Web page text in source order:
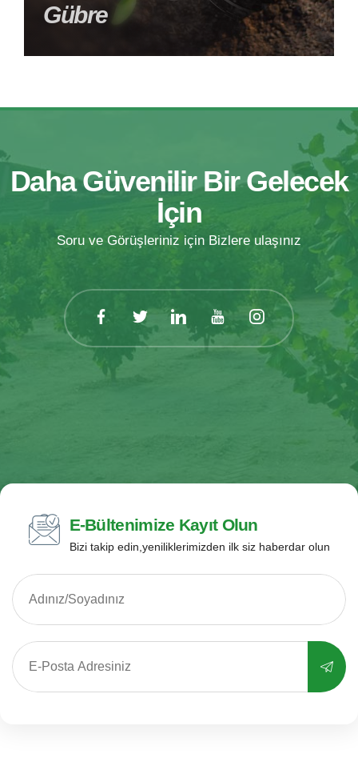
Gübre
Daha Güvenilir Bir Gelecek
İçin
Soru ve Görüşleriniz için Bizlere ulaşınız
E-Bültenimize Kayıt Olun
Bizi takip edin,yeniliklerimizden ilk siz haberdar olun